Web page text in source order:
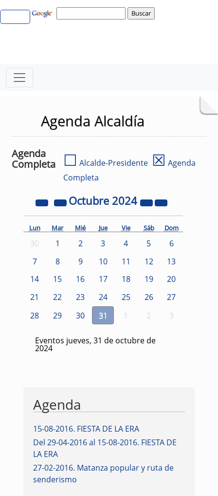
Agenda Alcaldía
Agenda
Completa
☐ Alcalde-Presidente ☒ Agenda
Completa
Octubre 2024
Lun Mar Mié Jue Vie Sáb Dom
30 1 2 3 4 5
6
7
8 9 10 11 12
13
14
15 16 17 18 19
20
21
22 23 24 25 26
27
28
29 30 31 1 2 3
Eventos jueves, 31 de octubre de
2024
Agenda
15-08-2016. FIESTA DE LA ERA
Del 29-04-2016 al 15-08-2016. FIESTA DE
LA ERA
27-02-2016. Matanza popular y ruta de
senderismo